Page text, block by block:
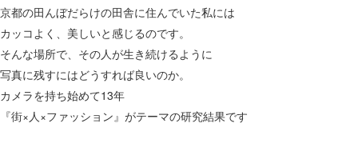
京都の田んぼだらけの田舎に住んでいた私には
カッコよく、美しいと感じるのです。
そんな場所で、その人が生き続けるように
写真に残すにはどうすれば良いのか。
カメラを持ち始めて13年
『街×人×ファッション』がテーマの研究結果です